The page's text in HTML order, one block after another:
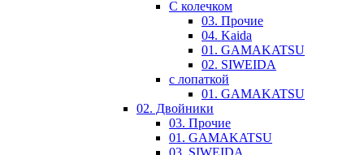
С колечком
03. Прочие
04. Kaida
01. GAMAKATSU
02. SIWEIDA
с лопаткой
01. GAMAKATSU
02. Двойники
03. Прочие
01. GAMAKATSU
03. SIWEIDA